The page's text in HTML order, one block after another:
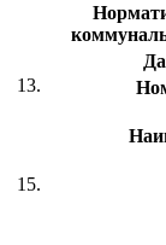
13.
15.